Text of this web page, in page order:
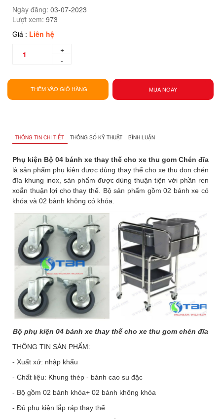
Ngày đăng: 03-07-2023
Lượt xem: 973
Giá : Liên hệ
+
-
THÊM VÀO GIỎ HÀNG MUA NGAY
THÔNG TIN CHI TIẾT THÔNG SỐ KỸ THUẬT BÌNH LUẬN
Phụ kiện Bộ 04 bánh xe thay thế cho xe thu gom Chén đĩa
là sản phẩm phụ kiện được dùng thay thế cho xe thu dọn chén
đĩa khung inox, sản phẩm được dùng thuận tiện với phần ren
xoắn thuận lợi cho thay thế. Bộ sản phẩm gồm 02 bánh xe có
khóa và 02 bành không có khóa.
Bộ phụ kiện 04 bánh xe thay thế cho xe thu gom chén đĩa
THÔNG TIN SẢN PHẨM:
- Xuất xứ: nhập khẩu
- Chất liệu: Khung thép - bánh cao su đặc
- Bộ gồm 02 bánh khóa+ 02 bánh không khóa
- Đủ phụ kiện lắp ráp thay thế